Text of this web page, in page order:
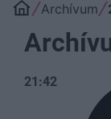
Archívum
21:42